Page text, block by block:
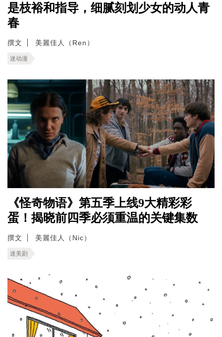
是枝裕和指导，细腻刻划少女的动人青
春
撰文 美麗佳人（Ren）
迷动漫
《怪奇物语》第五季上线9大精彩彩
蛋！揭晓前四季必须重温的关键集数
撰文 美麗佳人（Nic）
迷美剧